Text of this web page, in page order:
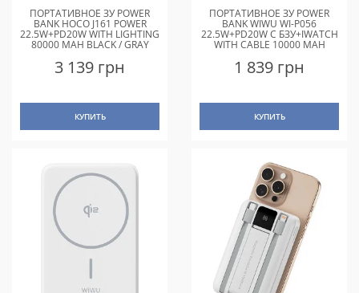
ПОРТАТИВНОЕ ЗУ POWER
BANK HOCO J161 POWER
22.5W+PD20W WITH LIGHTING
80000 MAH BLACK / GRAY
3 139 грн
КУПИТЬ
ПОРТАТИВНОЕ ЗУ POWER
BANK WIWU WI-P056
22.5W+PD20W С БЗУ+IWATCH
WITH CABLE 10000 MAH
1 839 грн
КУПИТЬ